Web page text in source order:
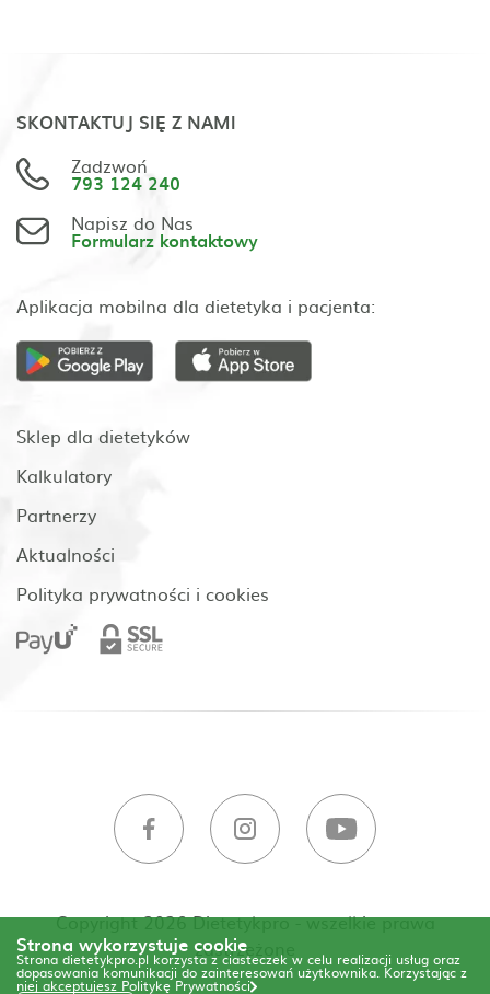
SKONTAKTUJ SIĘ Z NAMI
Zadzwoń
793 124 240
Napisz do Nas
Formularz kontaktowy
Aplikacja mobilna dla dietetyka i pacjenta:
Sklep dla dietetyków
Kalkulatory
Partnerzy
Aktualności
Polityka prywatności i cookies
Copyright 2026 Dietetykpro - wszelkie prawa
zastrzeżone
Strona wykorzystuje cookie
Strona dietetykpro.pl korzysta z ciasteczek w celu realizacji usług oraz
dopasowania komunikacji do zainteresowań użytkownika. Korzystając z
niej akceptujesz Politykę Prywatności